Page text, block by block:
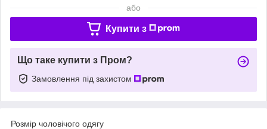
або
Купити з
Що таке купити з Пром?
Замовлення під захистом
Розмір чоловічого одягу